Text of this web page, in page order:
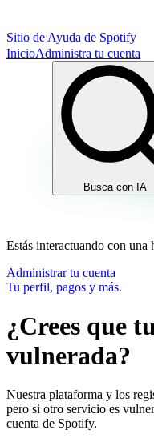
Sitio de Ayuda de Spotify
InicioAdministra tu cuenta
Busca con IA
Estás interactuando con
Administrar tu cuenta
Tu perfil, pagos y más.
¿Crees que
vulnerada?
Nuestra plataforma y los
pero si otro servicio es
cuenta de Spotify.